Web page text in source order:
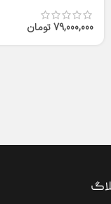
79,000,000تومان